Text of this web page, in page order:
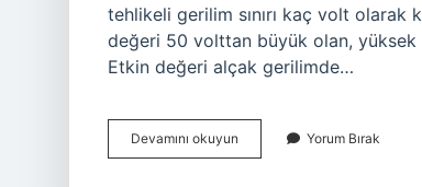
tehlikeli gerilim sınırı kaç volt
değeri 50 volttan büyük olan, yüksek
Etkin değeri alçak gerilimde…
Devamını okuyun
Koruma
Yorum Bırak